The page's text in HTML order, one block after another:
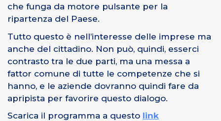
che funga da motore pulsante per la
ripartenza del Paese.
Tutto questo è nell’interesse delle imprese ma
anche del cittadino. Non può, quindi, esserci
contrasto tra le due parti, ma una messa a
fattor comune di tutte le competenze che si
hanno, e le aziende dovranno quindi fare da
apripista per favorire questo dialogo.
Scarica il programma a questo link